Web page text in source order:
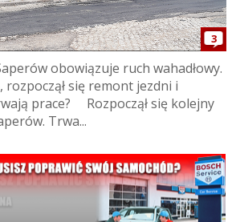
3
obowiązuje ruch wahadłowy.
rozpoczął się remont jezdni i
prace? Rozpoczął się kolejny
Trwa...